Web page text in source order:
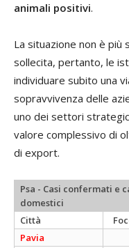
animali positivi.
La situazione non è più
sollecita, pertanto, le
individuare subito una
sopravvivenza delle
uno dei settori
valore complessivo di
di export.
Psa - Casi confermati e
domestici
Città
Pavia